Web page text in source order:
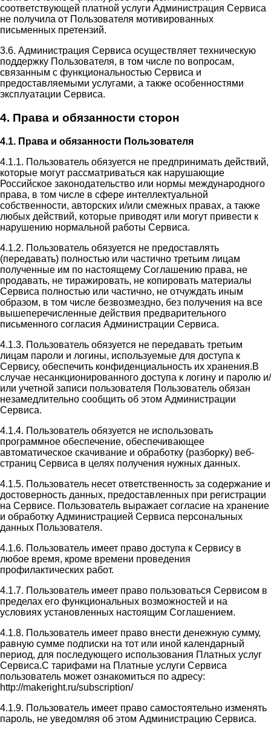
соответствующей платной услуги Администрация Сервиса
не получила от Пользователя мотивированных
письменных претензий.
3.6. Администрация Сервиса осуществляет техническую
поддержку Пользователя, в том числе по вопросам,
связанным с функциональностью Сервиса и
предоставляемыми услугами, а также особенностями
эксплуатации Сервиса.
4. Права и обязанности сторон
4.1. Права и обязанности Пользователя
4.1.1. Пользователь обязуется не предпринимать действий,
которые могут рассматриваться как нарушающие
Российское законодательство или нормы международного
права, в том числе в сфере интеллектуальной
собственности, авторских и/или смежных правах, а также
любых действий, которые приводят или могут привести к
нарушению нормальной работы Сервиса.
4.1.2. Пользователь обязуется не предоставлять
(передавать) полностью или частично третьим лицам
полученные им по настоящему Соглашению права, не
продавать, не тиражировать, не копировать материалы
Сервиса полностью или частично, не отчуждать иным
образом, в том числе безвозмездно, без получения на все
вышеперечисленные действия предварительного
письменного согласия Администрации Сервиса.
4.1.3. Пользователь обязуется не передавать третьим
лицам пароли и логины, используемые для доступа к
Сервису, обеспечить конфиденциальность их хранения.В
случае несанкционированного доступа к логину и паролю и/
или учетной записи пользователя Пользователь обязан
незамедлительно сообщить об этом Администрации
Сервиса.
4.1.4. Пользователь обязуется не использовать
программное обеспечение, обеспечивающее
автоматическое скачивание и обработку (разборку) веб-
страниц Сервиса в целях получения нужных данных.
4.1.5. Пользователь несет ответственность за содержание и
достоверность данных, предоставленных при регистрации
на Сервисе. Пользователь выражает согласие на хранение
и обработку Администрацией Сервиса персональных
данных Пользователя.
4.1.6. Пользователь имеет право доступа к Сервису в
любое время, кроме времени проведения
профилактических работ.
4.1.7. Пользователь имеет право пользоваться Сервисом в
пределах его функциональных возможностей и на
условиях установленных настоящим Соглашением.
4.1.8. Пользователь имеет право внести денежную сумму,
равную сумме подписки на тот или иной календарный
период, для последующего использования Платных услуг
Сервиса.С тарифами на Платные услуги Сервиса
пользователь может ознакомиться по адресу:
http://makeright.ru/subscription/
4.1.9. Пользователь имеет право самостоятельно изменять
пароль, не уведомляя об этом Администрацию Сервиса.